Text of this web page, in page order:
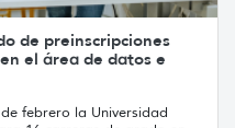
de preinscripciones
el área de datos e
febrero la Universidad